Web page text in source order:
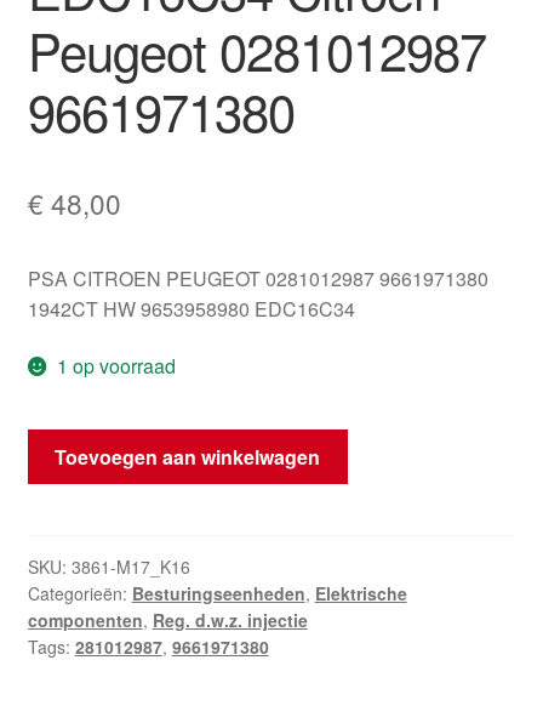
Peugeot 0281012987
9661971380
€ 48,00
PSA CITROEN PEUGEOT 0281012987 9661971380
1942CT HW 9653958980 EDC16C34
1 op voorraad
ECU
Bosch
Peugeot
0281012987
9661971380
aantal
Toevoegen aan winkelwagen
SKU: 3861-M17_K16
Categorieën: Besturingseenheden, Elektrische
componenten, Reg. d.w.z. injectie
Tags: 281012987, 9661971380